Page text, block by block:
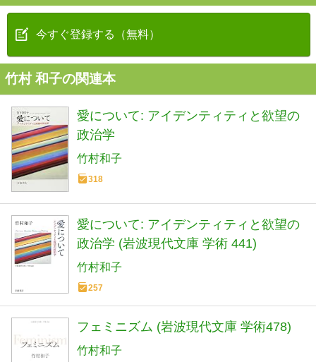
今すぐ登録する（無料）
竹村 和子の関連本
愛について: アイデンティティと欲望の
政治学
竹村和子
318
愛について: アイデンティティと欲望の
政治学 (岩波現代文庫 学術 441)
竹村和子
257
フェミニズム (岩波現代文庫 学術478)
竹村和子